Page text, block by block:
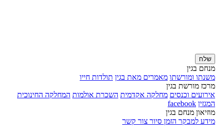
שלח
מנחם בגין
משנתו ומורשתו מאמרים מאת בגין תולדות חייו
מרכז מורשת בגין
אירועים וכנסים מחלקה אקדמית השכרת אולמות המחלקה החינוכית
המגזין facebook
מוזיאון מנחם בגין
מידע למבקר הזמן סיור צור קשר